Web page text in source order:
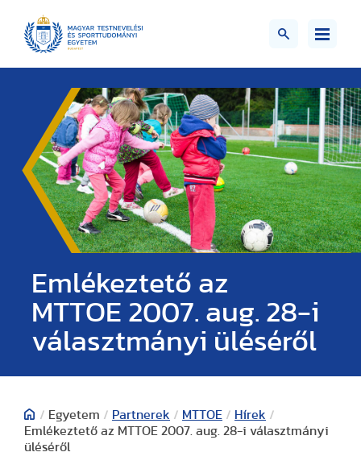
Emlékeztető az
MTTOE 2007. aug. 28-i
választmányi üléséről
/ Egyetem / Partnerek / MTTOE / Hírek /
Emlékeztető az MTTOE 2007. aug. 28-i választmányi
üléséről